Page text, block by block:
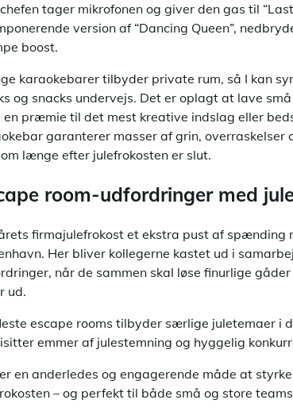
tager mikrofonen og giver den gas til
version af “Dancing Queen”,
boost.
karaokebarer tilbyder private rum, så I kan
og snacks undervejs. Det er oplagt at lave
en præmie til det mest kreative indslag eller
garanterer masser af grin, overraskelser
længe efter julefrokosten er slut.
room-udfordringer med
firmajulefrokost et ekstra pust af spænding
Her bliver kollegerne kastet ud i
når de sammen skal løse finurlige
ud.
escape rooms tilbyder særlige juletemaer i
emmer af julestemning og hyggelig
en anderledes og engagerende måde at
– og perfekt til både små og store